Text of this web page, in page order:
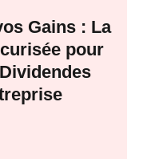
Gains : La
pour